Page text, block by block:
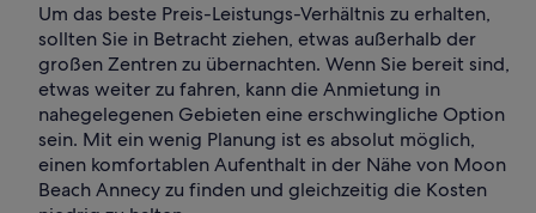
Um das beste Preis-Leistungs-Verhältnis zu erhalten,
sollten Sie in Betracht ziehen, etwas außerhalb der
großen Zentren zu übernachten. Wenn Sie bereit sind,
etwas weiter zu fahren, kann die Anmietung in
nahegelegenen Gebieten eine erschwingliche Option
sein. Mit ein wenig Planung ist es absolut möglich,
einen komfortablen Aufenthalt in der Nähe von Moon
Beach Annecy zu finden und gleichzeitig die Kosten